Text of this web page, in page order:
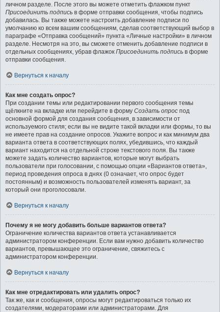
личном разделе. После этого вы можете отметить флажком пункт
Присоединить подпись в форме отправки сообщения, чтобы подпись
добавилась. Вы также можете настроить добавление подписи по
умолчанию ко всем вашим сообщениям, сделав соответствующий выбор в
параграфе «Отправка сообщений» пункта «Личные настройки» в личном
разделе. Несмотря на это, вы сможете отменить добавление подписи в
отдельных сообщениях, убрав флажок Присоединить подпись в форме
отправки сообщения.
Вернуться к началу
Как мне создать опрос?
При создании темы или редактировании первого сообщения темы
щёлкните на вкладке или перейдите в форму Создать опрос под
основной формой для создания сообщения, в зависимости от
используемого стиля; если вы не видите такой вкладки или формы, то вы
не имеете прав на создание опросов. Укажите вопрос и как минимум два
варианта ответа в соответствующих полях, убедившись, что каждый
вариант находится на отдельной строке текстового поля. Вы также
можете задать количество вариантов, которые могут выбрать
пользователи при голосовании, с помощью опции «Вариантов ответа»,
период проведения опроса в днях (0 означает, что опрос будет
постоянным) и возможность пользователей изменять вариант, за
который они проголосовали.
Вернуться к началу
Почему я не могу добавить больше вариантов ответа?
Ограничение количества вариантов ответа устанавливается
администратором конференции. Если вам нужно добавить количество
вариантов, превышающее это ограничение, свяжитесь с
администратором конференции.
Вернуться к началу
Как мне отредактировать или удалить опрос?
Так же, как и сообщения, опросы могут редактироваться только их
создателями, модераторами или администраторами. Для